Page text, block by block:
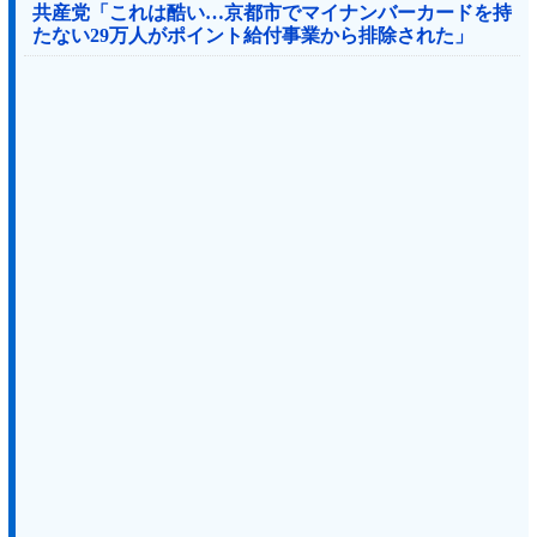
共産党「これは酷い…京都市でマイナンバーカードを持
たない29万人がポイント給付事業から排除された」